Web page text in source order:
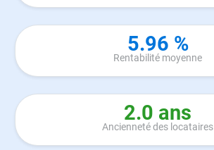
5.96 %
Rentabilité moyenne
2.0 ans
Ancienneté des locataires